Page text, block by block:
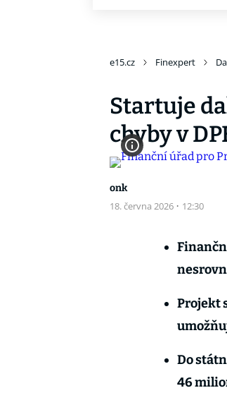
e15.cz Finexpert
Startuje
chyby v
onk
18. června 2026 · 12:30
Projekt
Do
46